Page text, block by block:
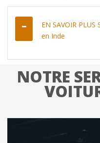
EN SAVOIR PLUS
en Inde
NOTRE